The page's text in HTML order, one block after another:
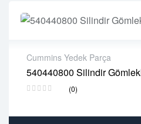
Cummins Yedek Parça
540440800 Silindir
(0)
2 years warranty
Delivery time: 1-2 business